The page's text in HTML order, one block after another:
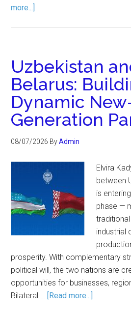
more...]
Uzbekistan
Belarus:
Dynamic
Generation
08/07/2026 ByAdmin
Elvira
between
is
phase —
industrial
prosperity. With complementary
political will, the two nations are
opportunities for businesses,
Bilateral … [Read more...]